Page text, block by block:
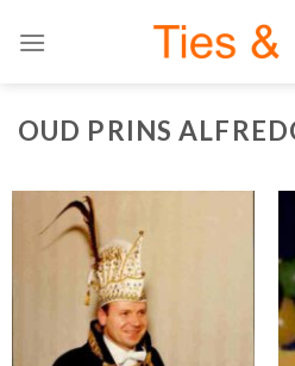
OUD PRINS